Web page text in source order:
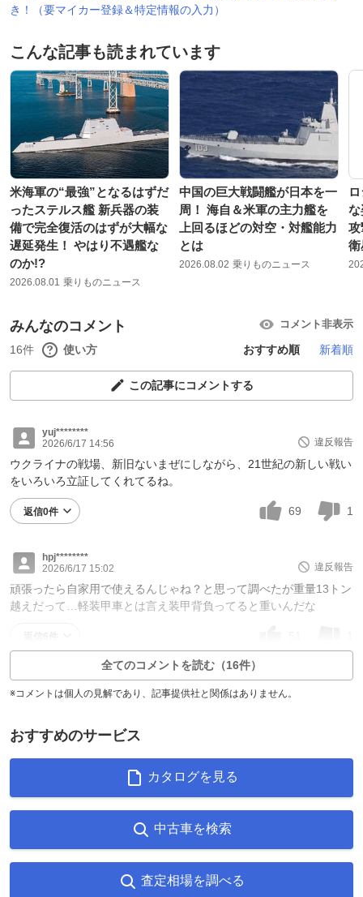
き！（要マイカー登録＆特定情報の入力）
こんな記事も読まれています
米海軍の“最強”となるはずだ
ったステルス艦 新兵器の装
備で完全復活のはずが大幅な
遅延発生！ やはり不遇艦な
のか!?
2026.08.01 乗りものニュース
中国の巨大戦闘艦が日本を一
周！ 海自＆米軍の主力艦を
上回るほどの対空・対艦能力
とは
2026.08.02 乗りものニュース
な
攻
衛
みんなのコメント コメント非表示
16件 使い方 おすすめ順 新着順
この記事にコメントする
yuj********
2026/6/17 14:56
違反報告
ウクライナの戦場、新旧ないまぜにしながら、21世紀の新しい戦い
をいろいろ立証してくれてるね。
返信0件 69 1
hpj********
2026/6/17 15:02
違反報告
頑張ったら自家用で使えるんじゃね？と思って調べたが重量13トン
越えだって…軽装甲車とは言え装甲背負ってると重いんだな
全てのコメントを読む（16件）
※コメントは個人の見解であり、記事提供社と関係はありません。
おすすめのサービス
カタログを見る
中古車を検索
査定相場を調べる